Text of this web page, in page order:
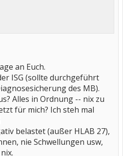
an Euch.
ISG (sollte durchgeführt
des MB).
Alles in Ordnung -- nix zu
für mich? Ich steh mal
belastet (außer HLAB 27),
nie Schwellungen usw,